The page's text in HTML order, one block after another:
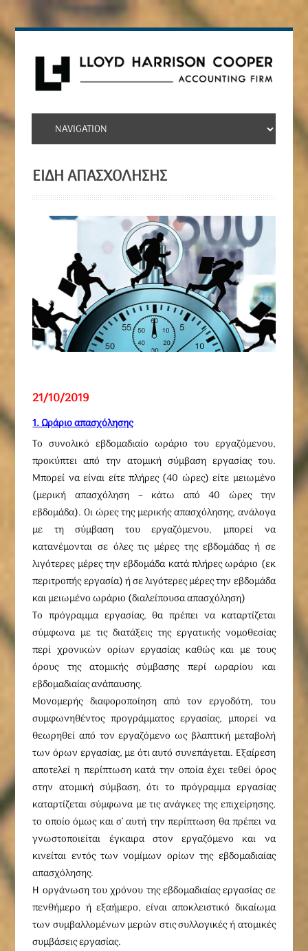
ΕΊΔΗ ΑΠΑΣΧΌΛΗΣΗΣ
21/10/2019
1. Ωράριο απασχόλησης
Το συνολικό εβδομαδιαίο ωράριο του εργαζόμενου,
προκύπτει από την ατομική σύμβαση εργασίας του.
Μπορεί να είναι είτε πλήρες (40 ώρες) είτε μειωμένο
(μερική απασχόληση – κάτω από 40 ώρες την
εβδομάδα). Οι ώρες της μερικής απασχόλησης, ανάλογα
με τη σύμβαση του εργαζόμενου, μπορεί να
κατανέμονται σε όλες τις μέρες της εβδομάδας ή σε
λιγότερες μέρες την εβδομάδα κατά πλήρες ωράριο (εκ
περιτροπής εργασία) ή σε λιγότερες μέρες την εβδομάδα
και μειωμένο ωράριο (διαλείπουσα απασχόληση)
Το πρόγραμμα εργασίας, θα πρέπει να καταρτίζεται
σύμφωνα με τις διατάξεις της εργατικής νομοθεσίας
περί χρονικών ορίων εργασίας καθώς και με τους
όρους της ατομικής σύμβασης περί ωραρίου και
εβδομαδιαίας ανάπαυσης.
Μονομερής διαφοροποίηση από τον εργοδότη, του
συμφωνηθέντος προγράμματος εργασίας, μπορεί να
θεωρηθεί από τον εργαζόμενο ως βλαπτική μεταβολή
των όρων εργασίας, με ότι αυτό συνεπάγεται. Εξαίρεση
αποτελεί η περίπτωση κατά την οποία έχει τεθεί όρος
στην ατομική σύμβαση, ότι το πρόγραμμα εργασίας
καταρτίζεται σύμφωνα με τις ανάγκες της επιχείρησης,
το οποίο όμως και σ’ αυτή την περίπτωση θα πρέπει να
γνωστοποιείται έγκαιρα στον εργαζόμενο και να
κινείται εντός των νομίμων ορίων της εβδομαδιαίας
απασχόλησης.
Η οργάνωση του χρόνου της εβδομαδιαίας εργασίας σε
πενθήμερο ή εξαήμερο, είναι αποκλειστικό δικαίωμα
των συμβαλλομένων μερών στις συλλογικές ή ατομικές
συμβάσεις εργασίας.